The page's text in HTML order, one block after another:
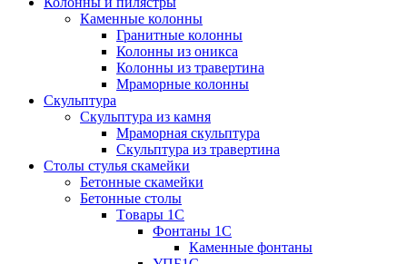
Каменные колонны
Гранитные колонны
Колонны из оникса
Колонны из травертина
Мраморные колонны
Скульптура
Скульптура из камня
Мраморная скульптура
Скульптура из травертина
Столы стулья скамейки
Бетонные скамейки
Бетонные столы
Tовары 1C
Фонтаны 1C
Каменные фонтаны